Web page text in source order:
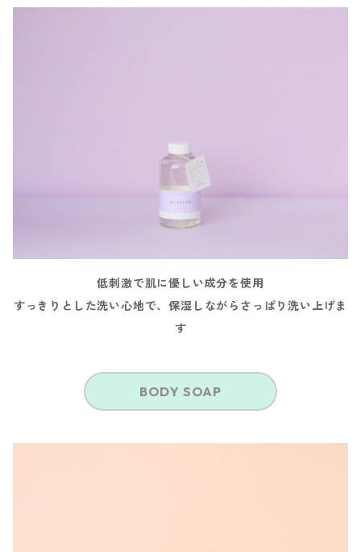
低刺激で肌に優しい成分を使用
すっきりとした洗い心地で、保湿しながらさっぱり洗い上げま
す
BODY SOAP